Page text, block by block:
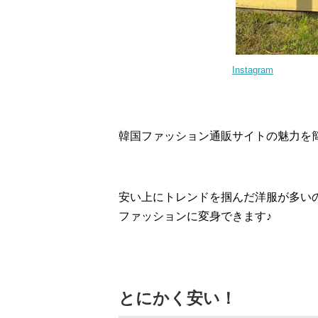
Instagram
韓国ファッション通販サイトの魅力
安い上にトレンドを掴んだ洋服が多
ファッションに変身できます♪
とにかく安い！